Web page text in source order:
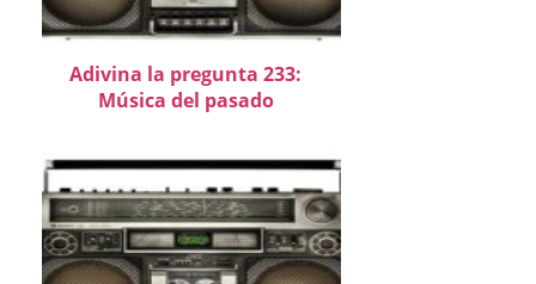
Adivina la pregunta 233:
Música del pasado